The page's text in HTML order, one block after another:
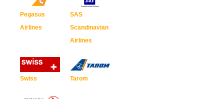
Pegasus
Airlines
SAS
Scandinavian
Airlines
Swiss Tarom